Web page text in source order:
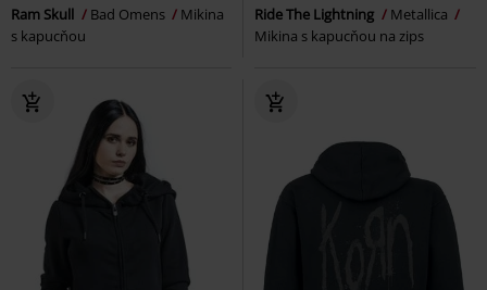
Ram Skull Bad Omens
Mikina
s kapucňou
Ride The Lightning
Metallica
Mikina s kapucňou na zips